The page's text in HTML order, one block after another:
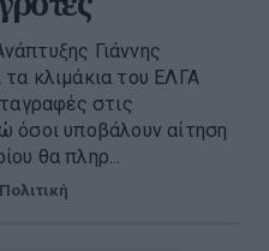
Γιάννης
κλιμάκια του ΕΛΓΑ
στις
όσοι υποβάλουν αίτηση
θα πληρ...
Πολιτική